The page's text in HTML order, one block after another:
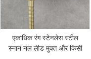
एकाधिक रंग स्टेनलेस स्टील
स्नान नल लीड मुक्त और किसी